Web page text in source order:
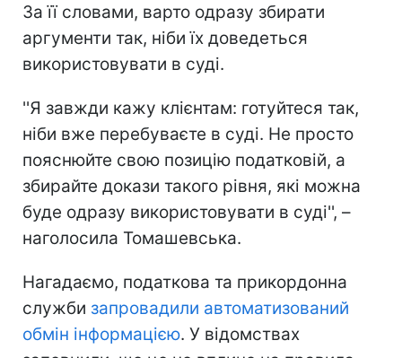
За її словами, варто одразу збирати
аргументи так, ніби їх доведеться
використовувати в суді.
''Я завжди кажу клієнтам: готуйтеся так,
ніби вже перебуваєте в суді. Не просто
пояснюйте свою позицію податковій, а
збирайте докази такого рівня, які можна
буде одразу використовувати в суді'', –
наголосила Томашевська.
Нагадаємо, податкова та прикордонна
служби запровадили автоматизований
обмін інформацією. У відомствах